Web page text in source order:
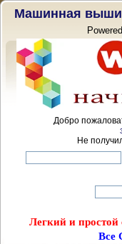
Машинная
Добро
Не
Легкий и
Все